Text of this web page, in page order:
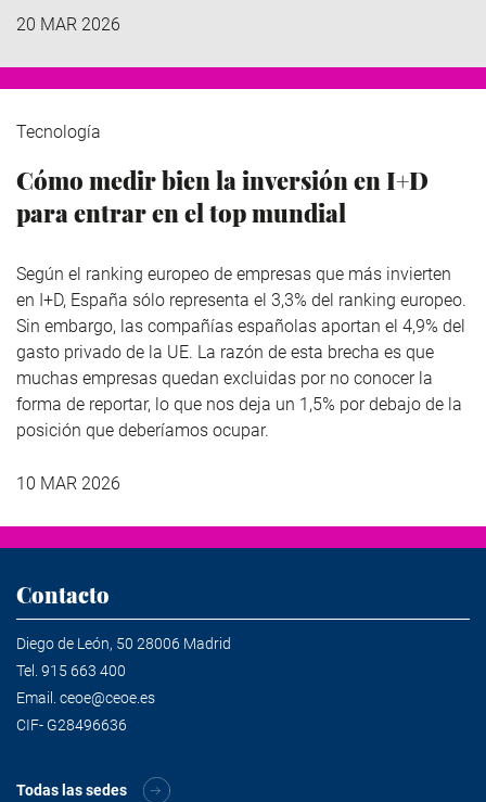
20 MAR 2026
Tecnología
Cómo medir bien la inversión en I+D
para entrar en el top mundial
Según el ranking europeo de empresas que más invierten
en I+D, España sólo representa el 3,3% del ranking europeo.
Sin embargo, las compañías españolas aportan el 4,9% del
gasto privado de la UE. La razón de esta brecha es que
muchas empresas quedan excluidas por no conocer la
forma de reportar, lo que nos deja un 1,5% por debajo de la
posición que deberíamos ocupar.
10 MAR 2026
Contacto
Diego de León, 50 28006 Madrid
Tel. 915 663 400
Email. ceoe@ceoe.es
CIF- G28496636
Todas las sedes